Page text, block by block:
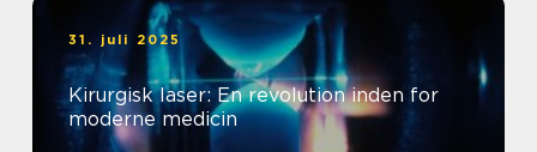
31. juli 2025
Kirurgisk laser: En revolution inden for
moderne medicin